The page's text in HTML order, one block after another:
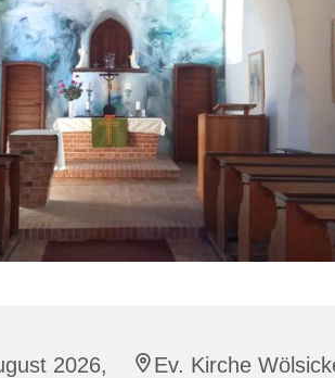
2026,
Ev. Kirche